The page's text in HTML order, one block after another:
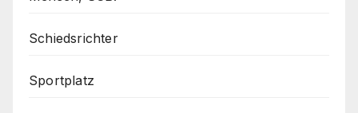
Schiedsrichter
Sportplatz